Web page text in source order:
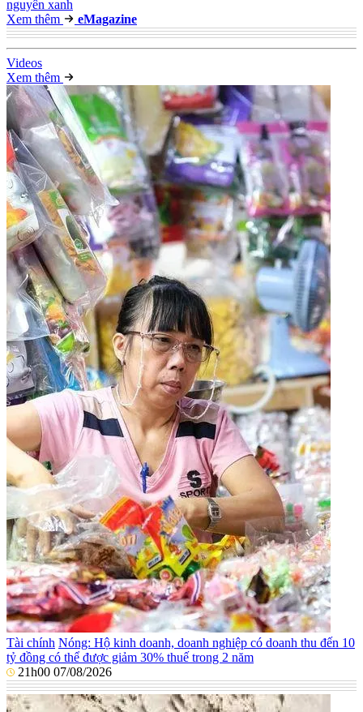
nguyên xanh
Xem thêm
eMagazine
Videos
Xem thêm
Tài chính Nóng: Hộ kinh doanh, doanh nghiệp có doanh thu đến 10
tỷ đồng có thể được giảm 30% thuế trong 2 năm
21h00 07/08/2026